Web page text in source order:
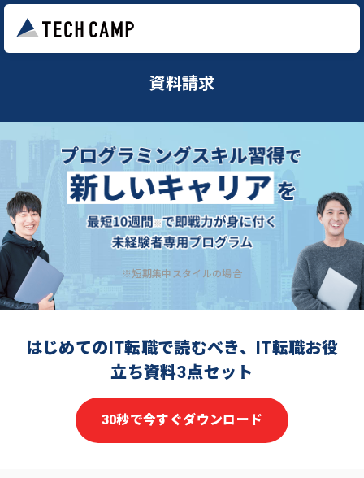
資料請求
※短期集中スタイルの場合
はじめてのIT転職で読むべき、IT転職お役
立ち資料3点セット
30秒で今すぐダウンロード